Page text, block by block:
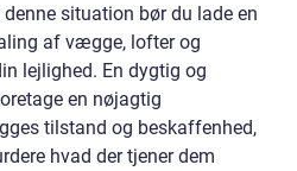
situation bør du lade en
af vægge, lofter og
lejlighed. En dygtig og
en nøjagtig
tilstand og beskaffenhed,
hvad der tjener dem